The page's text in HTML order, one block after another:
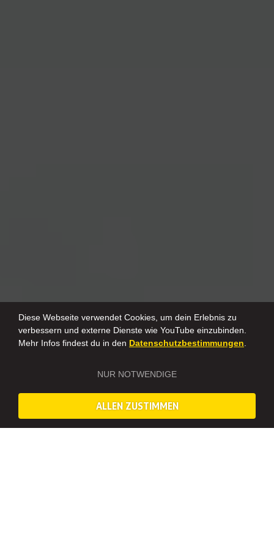
Diese Webseite verwendet Cookies, um dein Erlebnis zu
verbessern und externe Dienste wie YouTube einzubinden.
Mehr Infos findest du in den Datenschutzbestimmungen.
NUR NOTWENDIGE
ALLEN ZUSTIMMEN